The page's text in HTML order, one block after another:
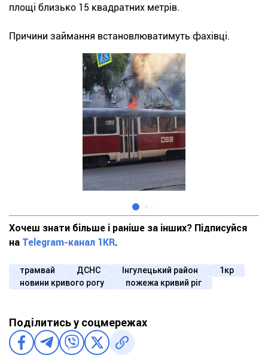
площі близько 15 квадратних метрів.
Причини займання встановлюватимуть фахівці.
Хочеш знати більше і раніше за інших? Підписуйся
на Telegram-канал 1KR.
трамвай ДСНС Інгулецький район
1кр
новини кривого рогу
пожежа кривий ріг
Поділитись у соцмережах